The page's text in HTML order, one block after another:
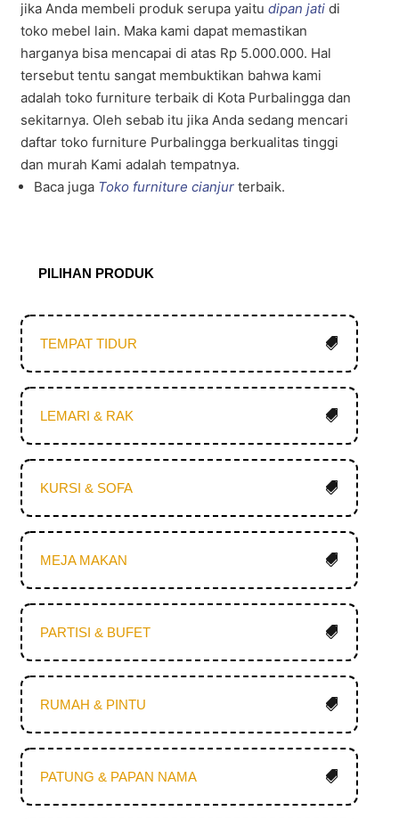
jika Anda membeli produk serupa yaitudipan jati di
toko mebel lain. Maka kami dapat memastikan
harganya bisa mencapai di atas Rp 5.000.000. Hal
tersebut tentu sangat membuktikan bahwa kami
adalah toko furniture terbaik di Kota Purbalingga dan
sekitarnya. Oleh sebab itu jika Anda sedang mencari
daftar toko furniture Purbalingga berkualitas tinggi
dan murah Kami adalah tempatnya.
Baca juga Toko furniture cianjur terbaik.
PILIHAN PRODUK
TEMPAT TIDUR
LEMARI & RAK
KURSI & SOFA
MEJA MAKAN
PARTISI & BUFET
RUMAH & PINTU
PATUNG & PAPAN NAMA